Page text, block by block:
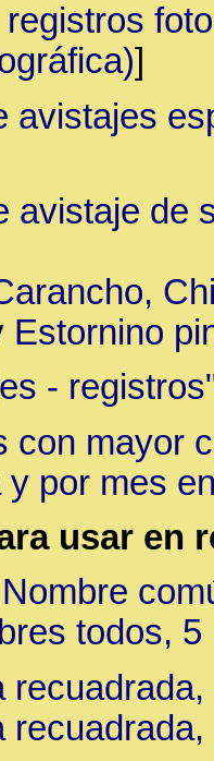
]
avistajes
avistaje de
Estornino
-
con mayor
por mes
usar en
todos,